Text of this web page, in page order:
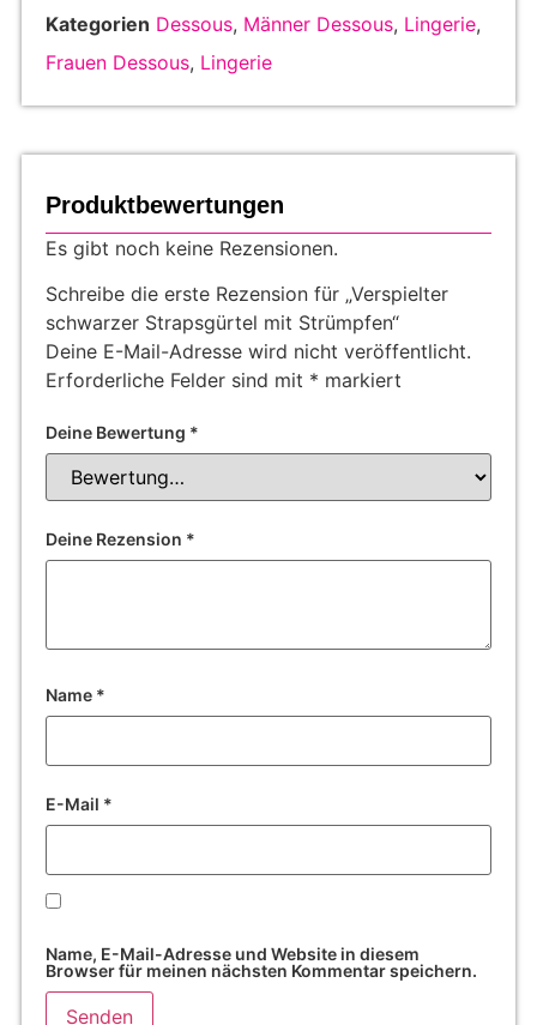
Kategorien Dessous, Männer Dessous, Lingerie,
Frauen Dessous, Lingerie
Produktbewertungen
Es gibt noch keine Rezensionen.
Schreibe die erste Rezension für „Verspielter
schwarzer Strapsgürtel mit Strümpfen“
Deine E-Mail-Adresse wird nicht veröffentlicht.
Erforderliche Felder sind mit * markiert
Deine Bewertung *
Deine Rezension *
Name *
E-Mail *
Name, E-Mail-Adresse und Website in diesem
Browser für meinen nächsten Kommentar speichern.